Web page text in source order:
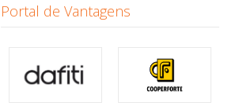
Portal de Vantagens